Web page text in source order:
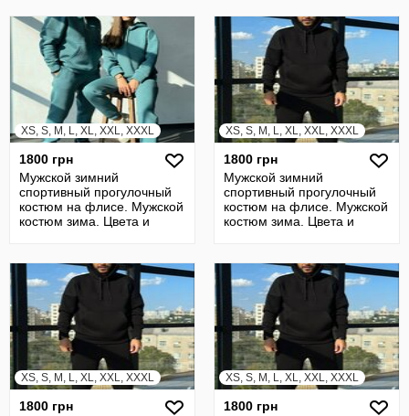
XS, S, M, L, XL, XXL, XXXL
1800 грн
Мужской зимний
спортивный прогулочный
костюм на флисе. Мужской
костюм зима. Цвета и
XS, S, M, L, XL, XXL, XXXL
1800 грн
Мужской зимний
спортивный прогулочный
костюм на флисе. Мужской
костюм зима. Цвета и
XS, S, M, L, XL, XXL, XXXL
1800 грн
XS, S, M, L, XL, XXL, XXXL
1800 грн